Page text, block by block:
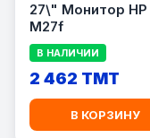
27\" Монитор HP
M27f
В НАЛИЧИИ
2 462 TMT
В КОРЗИНУ